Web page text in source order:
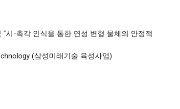
시-촉각 인식을 통한 연성 변형 물체의 안정적
(삼성미래기술 육성사업)